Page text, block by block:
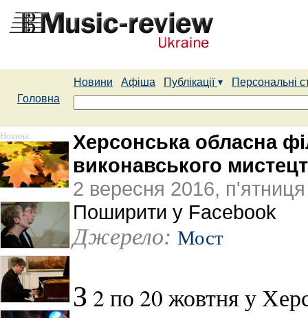
Новини Афіша Публікації
Персональні
Головна
Новина
Херсонська обласна
виконавського
2 вересня 2016, п'ятниця
Поширити у Facebook
Джерело: Мост
З 2 по 20 жовтня у